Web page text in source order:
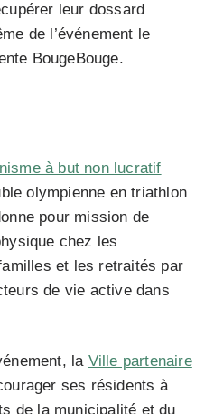
leur dossard
de l’événement le
BougeBouge.
à but non lucratif
olympienne en triathlon
pour mission de
chez les
et les retraités par
de vie active dans
la Ville partenaire
ses résidents à
de la municipalité et du